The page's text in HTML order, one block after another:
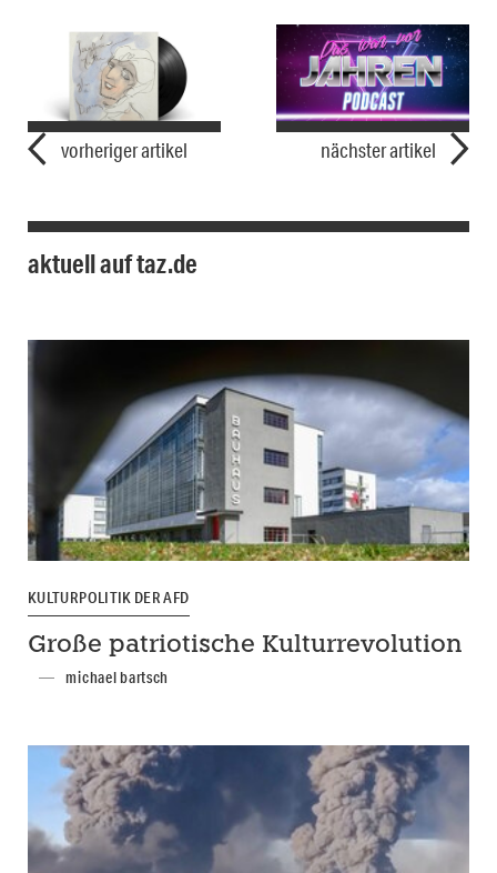
vorheriger artikel nächster artikel
aktuell auf taz.de
KULTURPOLITIK DER AFD
Große patriotische Kulturrevolution
michael bartsch